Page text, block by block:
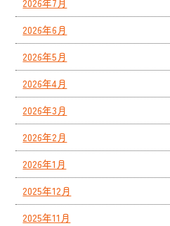
2026年7月
2026年6月
2026年5月
2026年4月
2026年3月
2026年2月
2026年1月
2025年12月
2025年11月